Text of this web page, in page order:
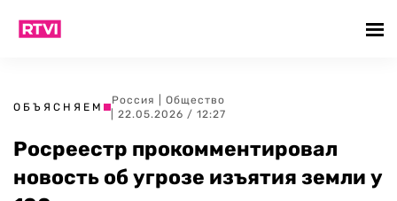
ОБЪЯСНЯЕМ
Россия
Общество
| 22.05.2026 / 12:27
Росреестр прокомментировал
новость об угрозе изъятия земли у